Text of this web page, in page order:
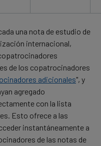
una nota de estudio de
internacional,
de los copatrocinadores
adicionales", y
agregado
con la lista
Esto ofrece a las
instantáneamente a
de las notas de